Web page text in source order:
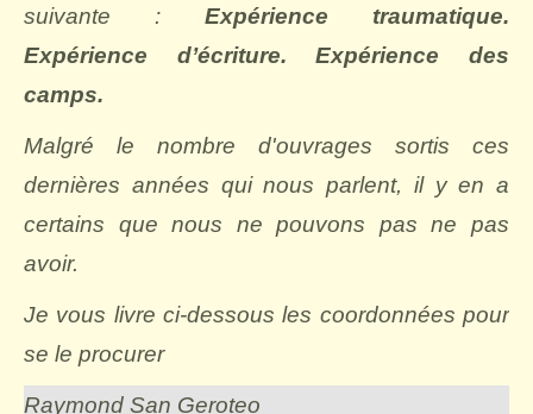
suivante : Expérience traumatique.
Expérience d’écriture. Expérience des
camps.
Malgré le nombre d'ouvrages sortis ces
dernières années qui nous parlent, il y en a
certains que nous ne pouvons pas ne pas
avoir.
Je vous livre ci-dessous les coordonnées pour
se le procurer
Raymond San Geroteo